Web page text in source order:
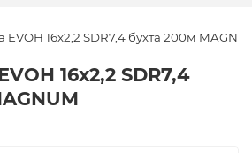
EVOH 16х2,2 SDR7,4 бухта 200м
16х2,2 SDR7,4